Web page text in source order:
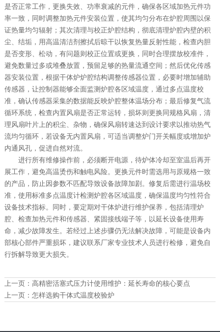
是否正常工作，更换失效、功率衰减的元件，确保各区域加热元件功
率一致，同时调整加热元件安装位置，使其均匀分布在炉腔周围以保
证热量均匀辐射；其次清理与校正炉腔结构，彻底清理炉腔内壁的积
尘、结垢，用高温清洁剂擦拭后晾干以恢复热量反射性能，检查内胆
是否变形、松动，有问题则校正位置或更换，同时合理摆放校准件，
避免数量过多或堆叠放置，预留足够的热量流通空间；然后优化传感
器安装位置，根据干体炉炉腔结构调整传感器位置，必要时增加辅助
传感器，让控制器能够全面监测炉腔各区域温度，通过多点温度校
准，确认传感器采集的数据能反映炉腔整体温场分布；最后修复气流
循环系统，检查内置风扇是否正常运转，损坏则更换同规格风扇，清
理风扇叶片上的积尘、杂物，确保风扇转速达到设计要求以推动热气
流均匀循环，若设备无内置风扇，可适当调整炉门开关幅度或增加炉
内通风孔，促进自然对流。
进行所有维修操作前，必须断开电源，待炉体冷却至室温后再开
展工作，避免高温烫伤和触电风险。更换元件时需选用与原规格一致
的产品，防止因参数不匹配导致设备故障加剧。修复后需进行温场校
准，使用标准多点温度计检测炉腔各区域温度，确保温度均匀性符合
设备技术指标。同时，要定期对干体炉进行维护保养，包括清理炉
腔、检查加热元件和传感器、紧固接线端子等，以延长设备使用寿
命，减少故障发生。若经过上述步骤仍无法解决故障，可能是设备内
部核心部件严重损坏，建议联系厂家专业技术人员进行检修，避免自
行拆解导致更大损失。
上一页： 高精密活塞式压力计使用维护：延长寿命的核心要点
上一页： 怎样选购干体式温度校验炉